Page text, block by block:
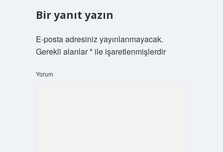
Bir yanıt yazın
E-posta adresiniz yayınlanmayacak.
Gerekli alanlar*ile işaretlenmişlerdir
Yorum